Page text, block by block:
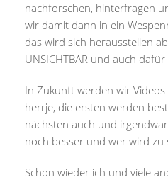
nachforschen, hinterfragen
wir damit dann in ein
das wird sich herausstellen
UNSICHTBAR und auch
In Zukunft werden wir
herrje, die ersten werden
nächsten auch und
noch besser und wer wird zu
Schon wieder ich und viele